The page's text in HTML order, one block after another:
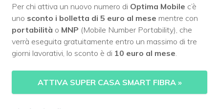
Per chi attiva un nuovo numero di Optima Mobile c’è
uno sconto i bolletta di 5 euro al mese mentre con
portabilità o MNP (Mobile Number Portability), che
verrà eseguita gratuitamente entro un massimo di tre
giorni lavorativi, lo sconto è di 10 euro al mese
ATTIVA SUPER CASA SMART FIBRA »